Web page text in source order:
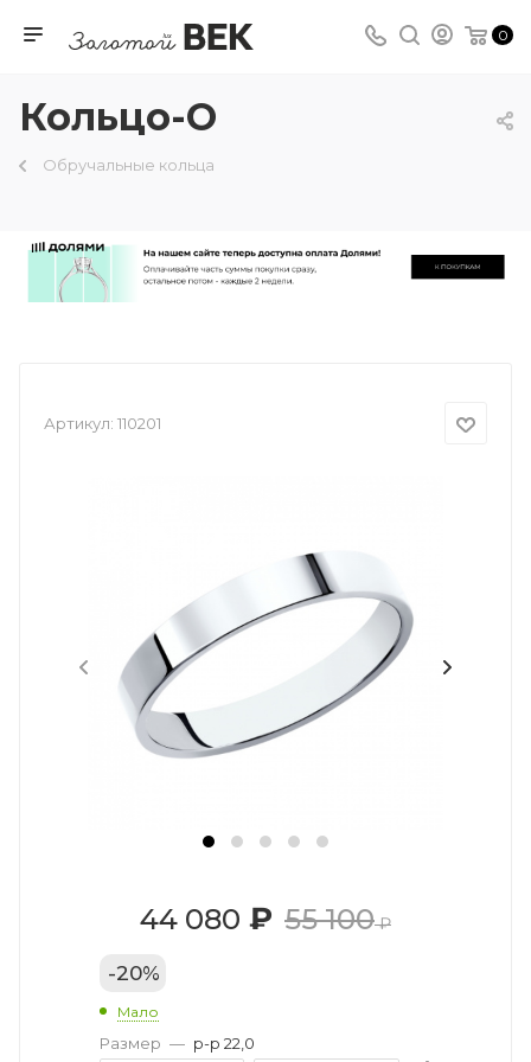
0
Кольцо-О
Обручальные кольца
Артикул: 110201
44 080 ₽ 55 100₽
-20%
Мало
Размер — р-р 22,0